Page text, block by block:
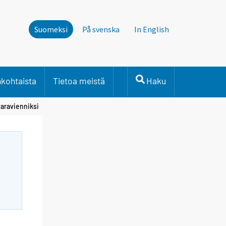
Suomeksi På svenska In English
Tietoa meistä Haku